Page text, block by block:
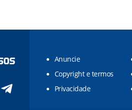
Anuncie
Copyright e termos
Privacidade